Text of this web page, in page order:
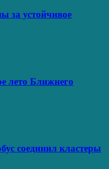
за устойчивое
лето Ближнего
соединил кластеры